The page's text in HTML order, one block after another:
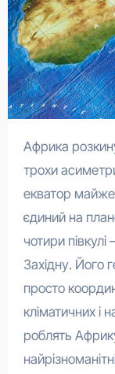
Африка розкинулася на карті світу як величезний,
трохи
екватор майже
єдиний на
чотири
Західну. Його
просто
кліматичних і
роблять